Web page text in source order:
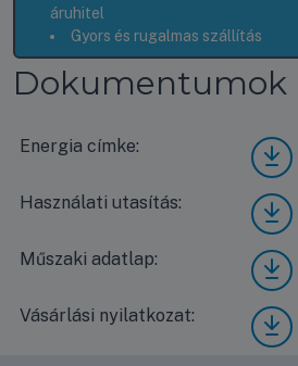
áruhitel
Gyors és rugalmas szállítás
Dokumentumok
Energia címke:
Pana
sonic
KIT-
Z42-
YKE
A
ener
gia
címk
e
Használati utasítás:
Pana
sonic
KIT-
Z42-
YKE
A
hasz
nálat
Műszaki adatlap:
Pana
sonic
KIT-
Z42-
YKE
Vásárlási nyilatkozat:
Vásá
rlási